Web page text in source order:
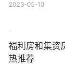
2023-05-10
福利房和集资
热推荐